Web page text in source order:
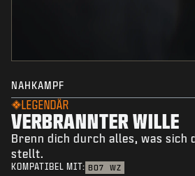
NAHKAMPF
LEGENDÄR
VERBRANNTER WILLE
Brenn dich durch alles, was sich
stellt.
KOMPATIBEL MIT: BO7 WZ